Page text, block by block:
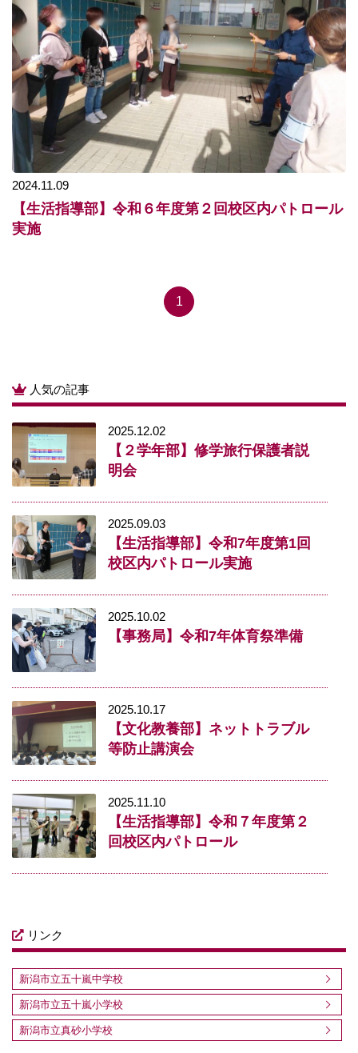
2024.11.09
【生活指導部】令和６年度第２回校区内パトロール
実施
1
人気の記事
2025.12.02
【２学年部】修学旅行保護者説
明会
2025.09.03
【生活指導部】令和7年度第1回
校区内パトロール実施
2025.10.02
【事務局】令和7年体育祭準備
2025.10.17
【文化教養部】ネットトラブル
等防止講演会
2025.11.10
【生活指導部】令和７年度第２
回校区内パトロール
リンク
新潟市立五十嵐中学校
新潟市立五十嵐小学校
新潟市立真砂小学校